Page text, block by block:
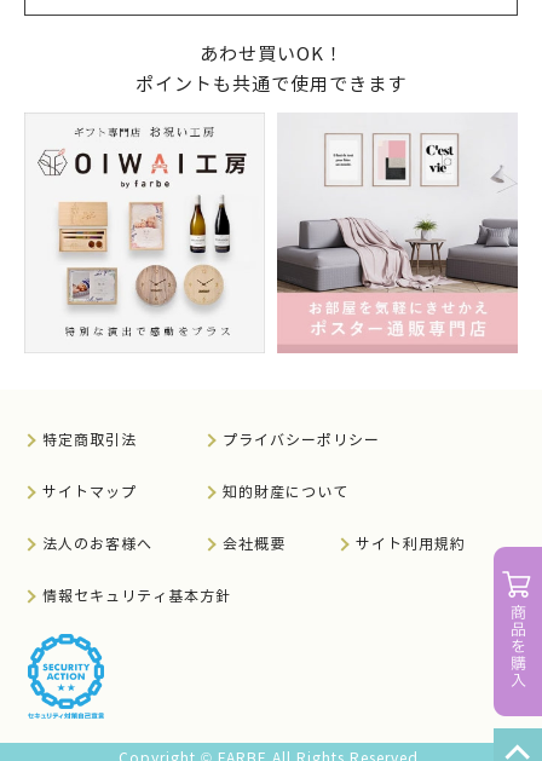
あわせ買いOK！
ポイントも共通で使用できます
特定商取引法 プライバシーポリシー
サイトマップ 知的財産について
法人のお客様へ 会社概要 サイト利用規約
情報セキュリティ基本方針